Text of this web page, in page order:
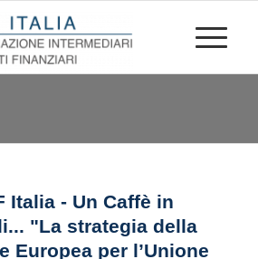
Italia - Un Caffè in
"La strategia della
Europea per l’Unione